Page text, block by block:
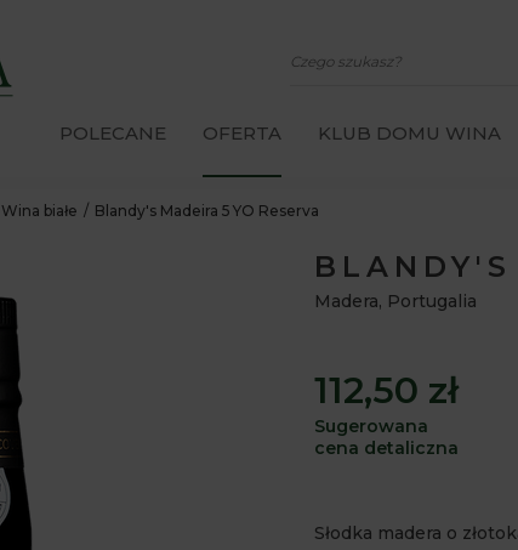
POLECANE OFERTA KLUB DOMU WINA
Wina białe Blandy's Madeira 5 YO Reserva
Madera, Portugalia
112,50 zł
Sugerowana
cena detaliczna
Słodka madera o